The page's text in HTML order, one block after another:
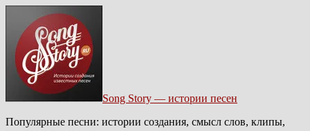
Song Story — истории песен
Популярные песни: истории создания, смысл слов, клипы,